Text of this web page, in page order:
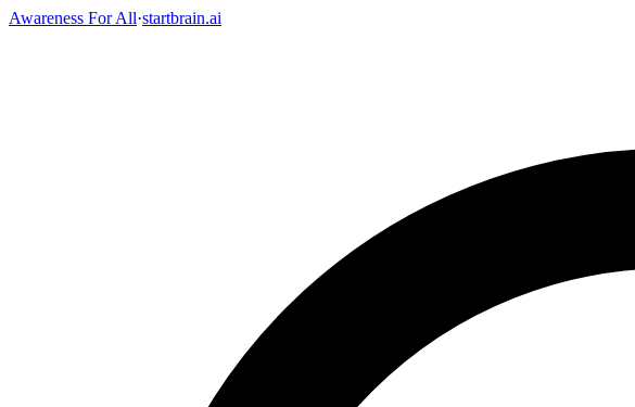
Awareness For All·startbrain.ai